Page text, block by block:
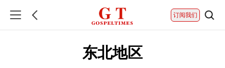
订阅我们
东北地区